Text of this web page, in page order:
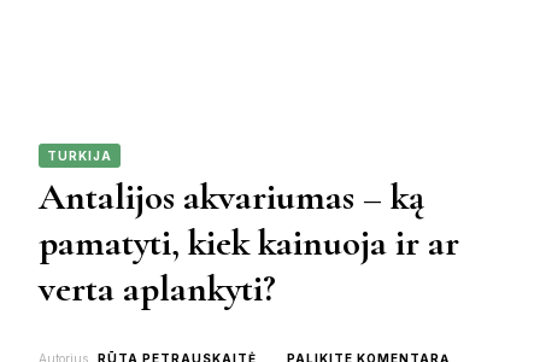
TURKIJA
Antalijos akvariumas – ką
pamatyti, kiek kainuoja ir ar
verta aplankyti?
Autorius RŪTA PETRAUSKAITĖ PALIKITE KOMENTARĄ